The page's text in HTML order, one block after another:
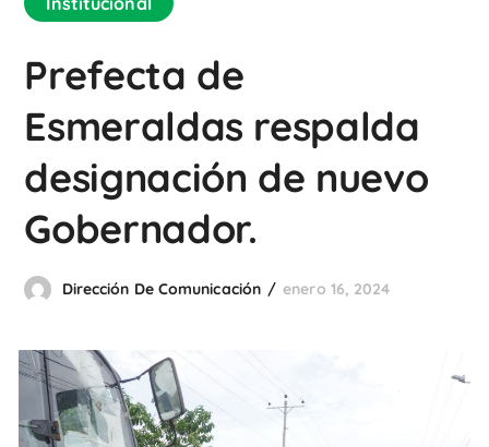
Prefecta de
Esmeraldas respalda
designación de nuevo
Gobernador.
Dirección De Comunicación enero 16, 2024